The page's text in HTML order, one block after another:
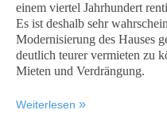
einem viertel Jahrhundert
Es ist deshalb sehr
Modernisierung des Hauses
deutlich teurer vermieten zu
Mieten und Verdrängung.
Weiterlesen